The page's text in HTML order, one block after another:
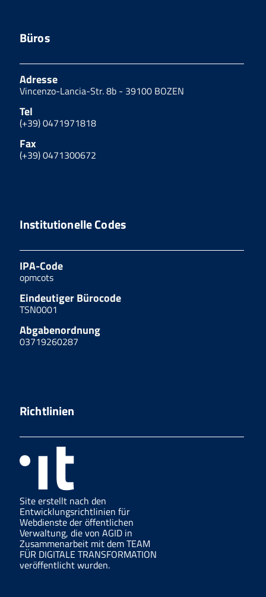
Büros
Adresse
Vincenzo-Lancia-Str. 8b - 39100 BOZEN
Tel
(+39) 0471971818
Fax
(+39) 0471300672
Institutionelle Codes
IPA-Code
opmcots
Eindeutiger Bürocode
TSN0001
Abgabenordnung
03719260287
Richtlinien
Site erstellt nach den
Entwicklungsrichtlinien für
Webdienste der öffentlichen
Verwaltung, die von AGID in
Zusammenarbeit mit dem TEAM
FÜR DIGITALE TRANSFORMATION
veröffentlicht wurden.